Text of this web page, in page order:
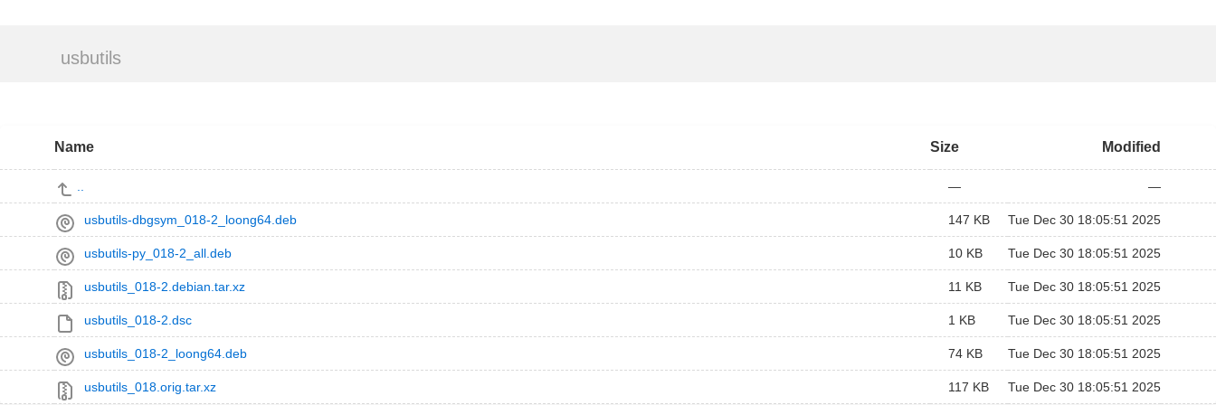
usbutils
Name Size Modified
— —
usbutils-dbgsym_018-2_loong64.deb 147 KB Tue Dec 30 18:05:51 2025
usbutils-py_018-2_all.deb 10 KB Tue Dec 30 18:05:51 2025
usbutils_018-2.debian.tar.xz 11 KB Tue Dec 30 18:05:51 2025
usbutils_018-2.dsc 1 KB Tue Dec 30 18:05:51 2025
usbutils_018-2_loong64.deb 74 KB Tue Dec 30 18:05:51 2025
usbutils_018.orig.tar.xz 117 KB Tue Dec 30 18:05:51 2025